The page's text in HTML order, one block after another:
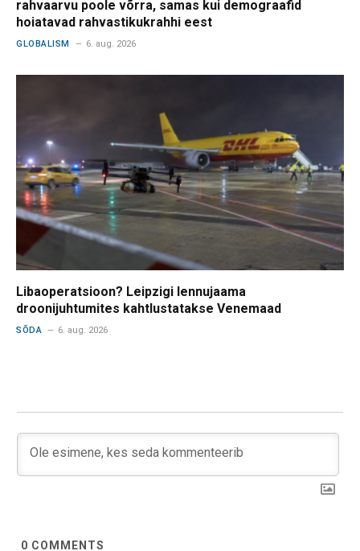
rahvaarvu poole võrra, samas kui demograafid
hoiatavad rahvastikukrahhi eest
GLOBALISM 6. aug. 2026
Libaoperatsioon? Leipzigi lennujaama
droonijuhtumites kahtlustatakse Venemaad
SÕDA 6. aug. 2026
0 COMMENTS